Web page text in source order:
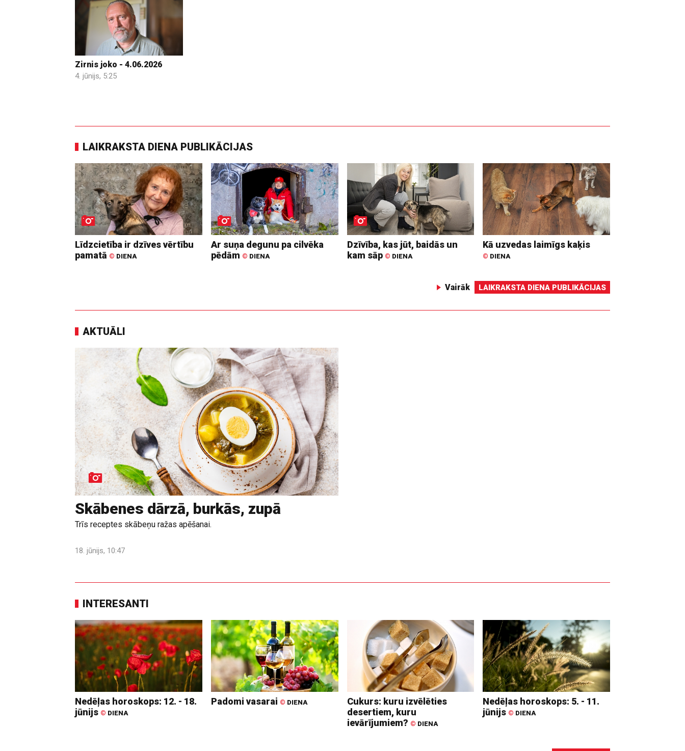
Zirnis joko - 4.06.2026
4. jūnijs, 5:25
LAIKRAKSTA DIENA PUBLIKĀCIJAS
Līdzcietība ir dzīves vērtību
pamatā © DIENA
Ar suņa degunu pa cilvēka
pēdām © DIENA
Dzīvība, kas jūt, baidās un
kam sāp © DIENA
Kā uzvedas laimīgs kaķis
© DIENA
Vairāk LAIKRAKSTA DIENA PUBLIKĀCIJAS
AKTUĀLI
Skābenes dārzā, burkās, zupā
Trīs receptes skābeņu ražas apēšanai.
18. jūnijs, 10:47
INTERESANTI
Nedēļas horoskops: 12. - 18.
jūnijs © DIENA
Padomi vasarai © DIENA
Cukurs: kuru izvēlēties
desertiem, kuru
ievārījumiem? © DIENA
Nedēļas horoskops: 5. - 11.
jūnijs © DIENA